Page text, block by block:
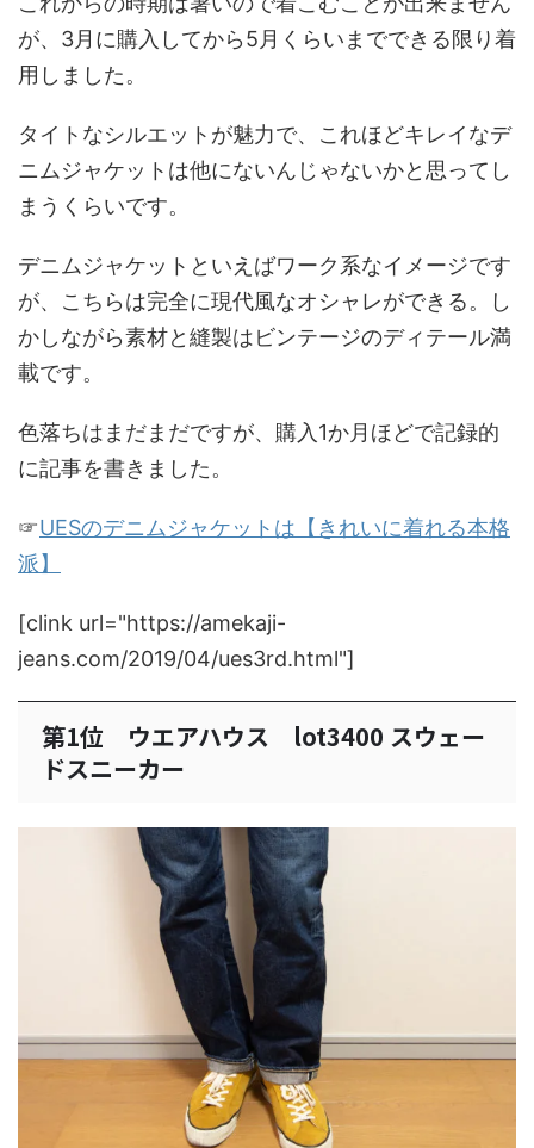
が、3月に購入してから5月くらいまでできる限り着
用しました。
タイトなシルエットが魅力で、これほどキレイなデ
ニムジャケットは他にないんじゃないかと思ってし
まうくらいです。
デニムジャケットといえばワーク系なイメージです
が、こちらは完全に現代風なオシャレができる。し
かしながら素材と縫製はビンテージのディテール満
載です。
色落ちはまだまだですが、購入1か月ほどで記録的
に記事を書きました。
☞UESのデニムジャケットは【きれいに着れる本格
派】
[clink url="https://amekaji-
jeans.com/2019/04/ues3rd.html"]
第1位 ウエアハウス lot3400 スウェー
ドスニーカー